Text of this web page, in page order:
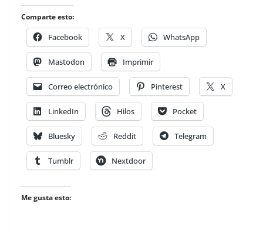
Comparte esto:
Facebook X WhatsApp
Mastodon Imprimir
Correo electrónico Pinterest X
LinkedIn Hilos Pocket
Bluesky Reddit Telegram
Tumblr Nextdoor
Me gusta esto: